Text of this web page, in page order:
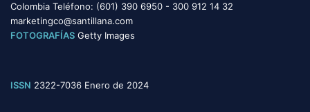
Colombia Teléfono: (601) 390 6950 - 300 912 14 32
marketingco@santillana.com
FOTOGRAFÍAS Getty Images
ISSN 2322-7036 Enero de 2024